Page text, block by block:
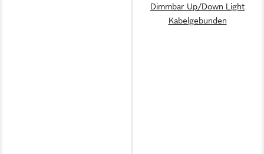
Dimmbar Up/Down Light
Kabelgebunden